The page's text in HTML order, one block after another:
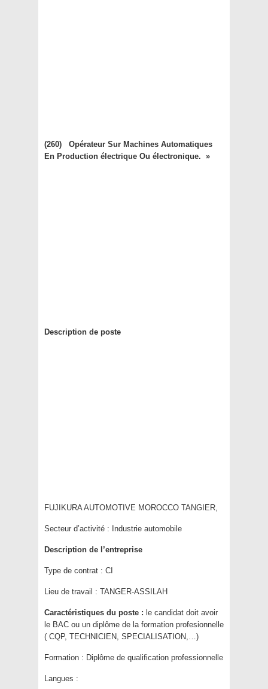
(260) Opérateur Sur Machines Automatiques
En Production électrique Ou électronique. »
Description de poste
FUJIKURA AUTOMOTIVE MOROCCO TANGIER,
Secteur d’activité : Industrie automobile
Description de l’entreprise
Type de contrat : CI
Lieu de travail : TANGER-ASSILAH
Caractéristiques du poste : le candidat doit avoir
le BAC ou un diplôme de la formation profesionnelle
( CQP, TECHNICIEN, SPECIALISATION,…)
Formation : Diplôme de qualification professionnelle
Langues :